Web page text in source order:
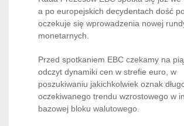
a po europejskich decydentach dość
oczekuje się wprowadzenia nowej
monetarnych.
Przed spotkaniem EBC czekamy na
odczyt dynamiki cen w strefie euro, w
poszukiwaniu jakichkolwiek oznak
oczekiwanego trendu wzrostowego w
bazowej bloku walutowego.